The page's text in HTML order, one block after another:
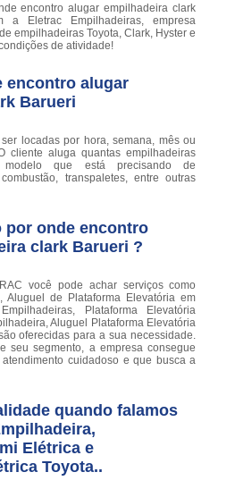
encontro alugar empilhadeira clark
a Eletrac Empilhadeiras, empresa
empilhadeiras Toyota, Clark, Hyster e
de atividade!
encontro alugar
Barueri
locadas por hora, semana, mês ou
cliente aluga quantas empilhadeiras
modelo que está precisando de
transpaletes, entre outras
por onde encontro
clark Barueri ?
você pode achar serviços como
Aluguel de Plataforma Elevatória em
Plataforma Elevatória
Aluguel Plataforma Elevatória
oferecidas para a sua necessidade.
seu segmento, a empresa consegue
cuidadoso e que busca a
quando falamos
Elétrica e
Toyota..